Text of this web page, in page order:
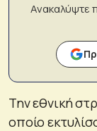
Ανακαλύψτε
Την εθνική
οποίο